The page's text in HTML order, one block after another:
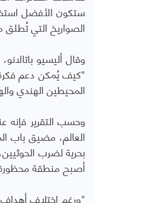
ستكون الأفضل
الصواريخ التي
وقال أليسيو
"كيف يُمكن دعم
المحيطين الهندي
وحسب التقرير فإنه
العالم، مضيق باب
بحرية لضرب
أصبح منطقة
"ورغم اختلاف أهداف